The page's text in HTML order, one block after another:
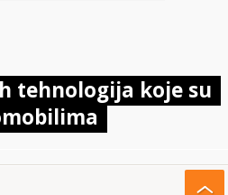
tehnologija koje su